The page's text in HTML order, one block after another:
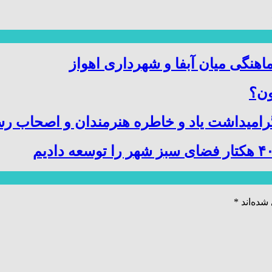
میان آبفا و شهرداری اهواز
یاد و خاطره هنرمندان و اصحاب
*